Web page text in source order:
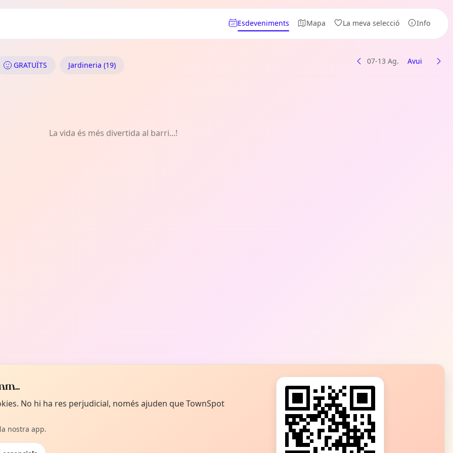
Esdeveniments Mapa La meva selecció Info
GRATUÏTS Jardineria (19) 07-13 Ag. Avui
La vida és més divertida al barri...!
No hi ha res perjudicial, només ajuden que TownSpot
nostra app.